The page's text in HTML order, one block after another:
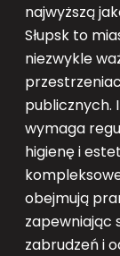
najwyższą
Słupsk to
niezwykle
publicznych.
wymaga
higienę i
obejmują
zapewniając
zabrudzeń i